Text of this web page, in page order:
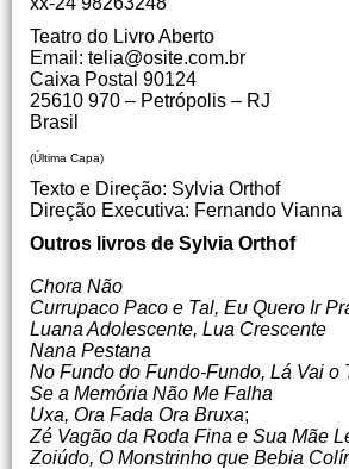
Teatro do Livro Aberto
Email: telia@osite.com.br
Caixa Postal 90124
25610 970 – Petrópolis – RJ
Brasil
(Última Capa)
Texto e Direção: Sylvia Orthof
Direção Executiva: Fernando Vianna
Outros livros de Sylvia Orthof
Chora Não
Currupaco Paco e Tal, Eu Quero Ir
Luana Adolescente, Lua Crescente
Nana Pestana
No Fundo do Fundo-Fundo, Lá Vai o
Se a Memória Não Me Falha
Uxa, Ora Fada Ora Bruxa;
Zé Vagão da Roda Fina e Sua Mãe
Zoiúdo, O Monstrinho que Bebia